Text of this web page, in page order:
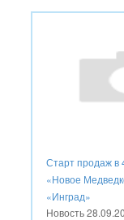
Старт продаж в
«Новое
«Инград»
Новость